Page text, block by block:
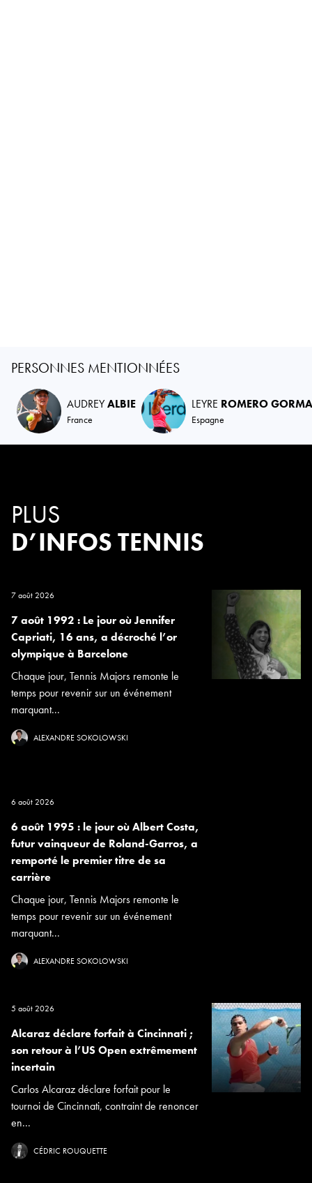
PERSONNES MENTIONNÉES
AUDREYALBIE
France
LEYRE ROMERO
Espagne
PLUS
D’INFOS TENNIS
7 août 2026
7 août 1992 : Le jour où Jennifer
Capriati, 16 ans, a décroché l’or
olympique à Barcelone
Chaque jour, Tennis Majors remonte le
temps pour revenir sur un événement
marquant...
ALEXANDRE SOKOLOWSKI
6 août 2026
6 août 1995 : le jour où Albert Costa,
futur vainqueur de Roland-Garros, a
remporté le premier titre de sa
carrière
Chaque jour, Tennis Majors remonte le
temps pour revenir sur un événement
marquant...
ALEXANDRE SOKOLOWSKI
5 août 2026
Alcaraz déclare forfait à Cincinnati ;
son retour à l’US Open extrêmement
incertain
Carlos Alcaraz déclare forfait pour le
tournoi de Cincinnati, contraint de renoncer
en...
CÉDRIC ROUQUETTE